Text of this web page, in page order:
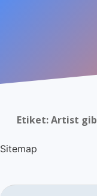
Hakkımızda
Etiket:Artist
Sitemap